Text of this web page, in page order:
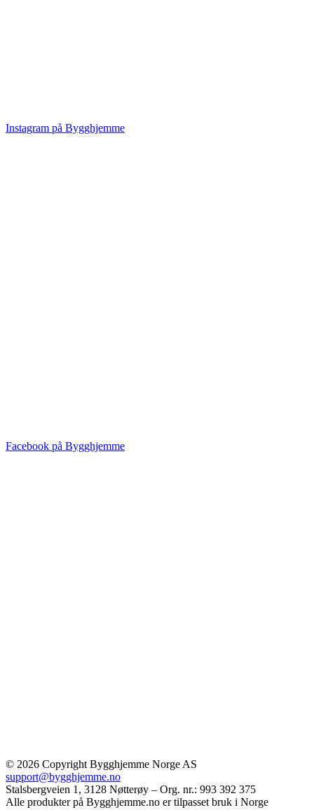
Instagram på Bygghjemme
Facebook på Bygghjemme
© 2026 Copyright Bygghjemme Norge AS
support@bygghjemme.no
Stalsbergveien 1, 3128 Nøtterøy – Org. nr.: 993 392 375
Alle produkter på Bygghjemme.no er tilpasset bruk i Norge